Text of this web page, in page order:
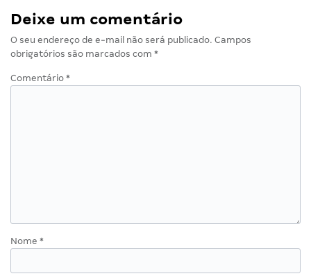
Deixe um comentário
O seu endereço de e-mail não será publicado. Campos
obrigatórios são marcados com *
Comentário *
Nome *